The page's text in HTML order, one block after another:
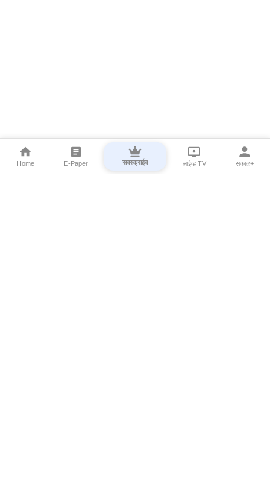
Home E-Paper सबस्क्राईब लाईव्ह TV सकाळ+